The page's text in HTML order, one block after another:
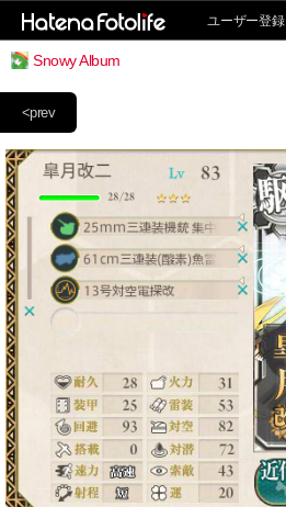
ユーザー登録
Snowy Album
<prev